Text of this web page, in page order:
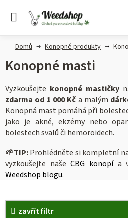
Domů Konopné produkty
Konopné masti
Vyzkoušejte konopné mastičky
zdarma od 1 000 Kč a malým
Konopná mast pomáhá při
jako je akné, ekzémy nebo
bolestech svalů či hemoroidech.
🌱TIP:Prohlédněte si kompletní
vyzkoušejte našeCBG konopía
Weedshop blogu.
zavřít filtr
V